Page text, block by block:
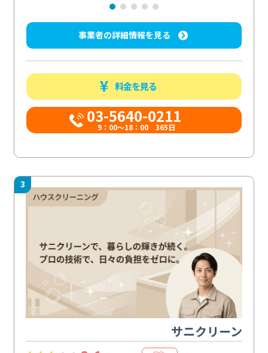
事業者の詳細情報を見る
料金を見る
03-5640-0211
9：00～18：00 365日
3
サニクリーン